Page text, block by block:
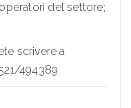
del settore;
scrivere a
494389